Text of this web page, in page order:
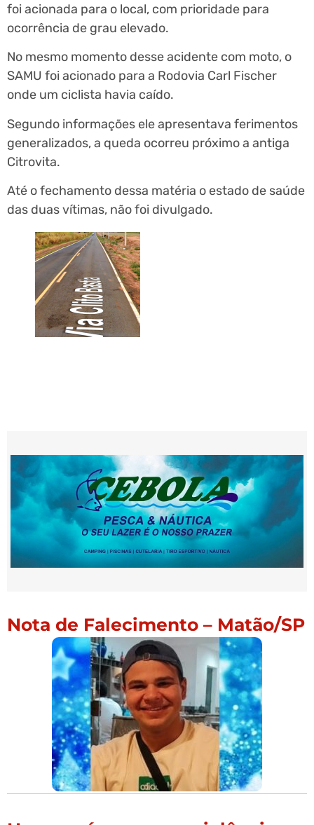
foi acionada para o local, com prioridade para
ocorrência de grau elevado.
No mesmo momento desse acidente com moto, o
SAMU foi acionado para a Rodovia Carl Fischer
onde um ciclista havia caído.
Segundo informações ele apresentava ferimentos
generalizados, a queda ocorreu próximo a antiga
Citrovita.
Até o fechamento dessa matéria o estado de saúde
das duas vítimas, não foi divulgado.
Nota de Falecimento – Matão/SP